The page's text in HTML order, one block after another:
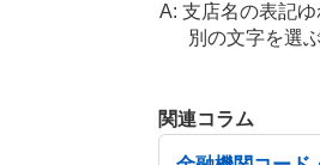
支店名の表記
別の文字を選ぶ
関連コラム